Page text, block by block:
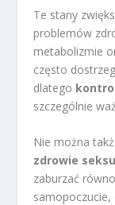
Te stany
problemów
metabolizmie
często
dlatego
szczególnie
Nie można
zdrowie
zaburzać